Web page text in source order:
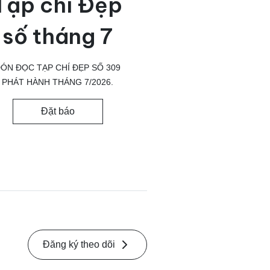
số tháng 7
ĐỌC TẠP CHÍ ĐẸP SỐ 309
PHÁT HÀNH THÁNG 7/2026.
Đặt báo
Đăng ký theo dõi